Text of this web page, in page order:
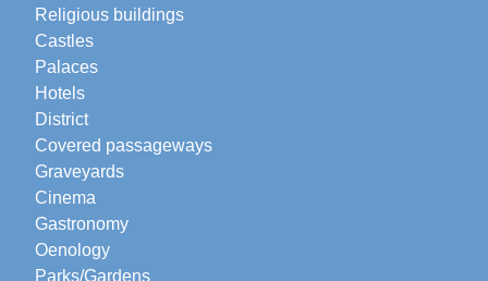
Religious buildings
Castles
Palaces
Hotels
District
Covered passageways
Graveyards
Cinema
Gastronomy
Oenology
Parks/Gardens